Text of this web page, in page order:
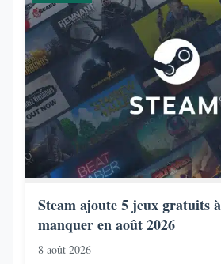
Steam ajoute 5 jeux gratuits
manquer en août 2026
8 août 2026